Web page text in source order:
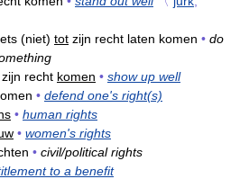
(niet) tot zijn recht laten komen • do
zijn recht komen • show up well
• defend one's right(s)
• human rights
• women's rights
• civil/political rights
to a benefit